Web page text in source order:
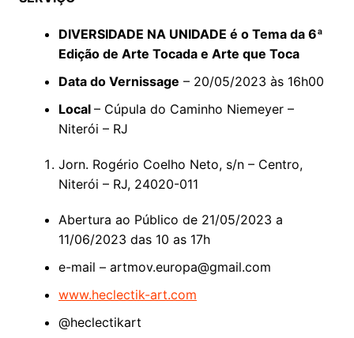
DIVERSIDADE NA UNIDADE é o Tema da 6ª
Edição de Arte Tocada e Arte que Toca
Data do Vernissage – 20/05/2023 às 16h00
Local – Cúpula do Caminho Niemeyer –
Niterói – RJ
Jorn. Rogério Coelho Neto, s/n – Centro,
Niterói – RJ, 24020-011
Abertura ao Público de 21/05/2023 a
11/06/2023 das 10 as 17h
e-mail – artmov.europa@gmail.com
www.heclectik-art.com
@heclectikart